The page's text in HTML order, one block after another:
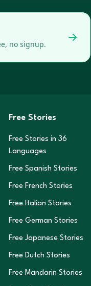
no signup.
Free Stories
Free Stories in 36
Languages
Free Spanish Stories
Free French Stories
Free Italian Stories
Free German Stories
Free Japanese Stories
Free Dutch Stories
Free Mandarin Stories